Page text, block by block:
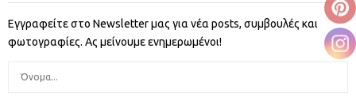
Εγγραφείτε στο Newsletter μας για νέα posts, συμβουλές και
φωτογραφίες. Ας μείνουμε ενημερωμένοι!